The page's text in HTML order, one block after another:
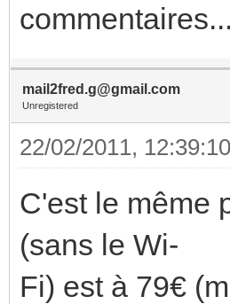
mail2fred.g@gmail.com
Unregistered
22/02/2011, 12:39:10
C'est le même
(sans le Wi-
Fi) est à 79€